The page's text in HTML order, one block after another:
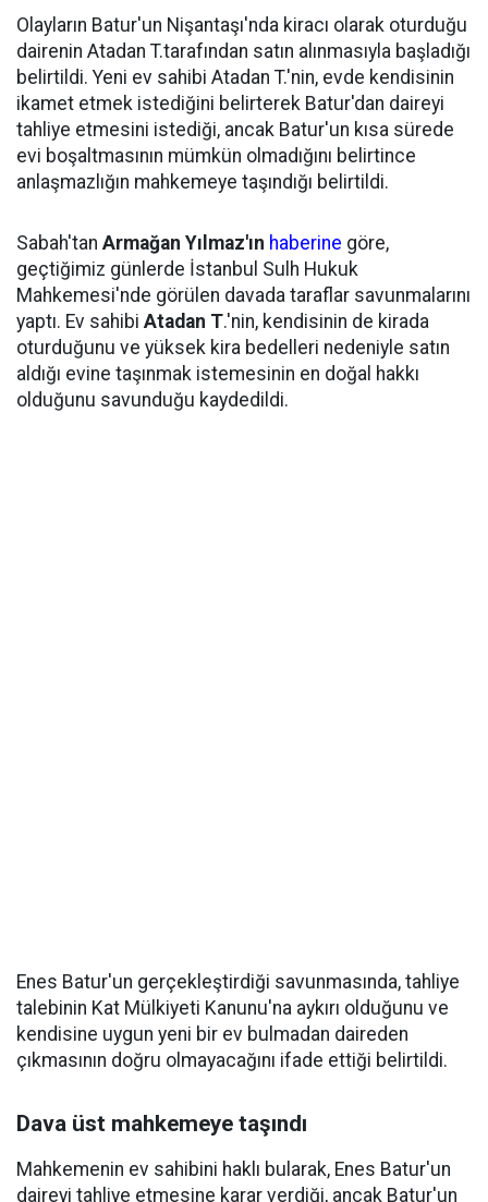
Olayların Batur'un Nişantaşı'nda kiracı olarak oturduğu
dairenin Atadan T.tarafından satın alınmasıyla başladığı
belirtildi. Yeni ev sahibi Atadan T.'nin, evde kendisinin
ikamet etmek istediğini belirterek Batur'dan daireyi
tahliye etmesini istediği, ancak Batur'un kısa sürede
evi boşaltmasının mümkün olmadığını belirtince
anlaşmazlığın mahkemeye taşındığı belirtildi.
Sabah'tan Armağan Yılmaz'ın haberine göre,
geçtiğimiz günlerde İstanbul Sulh Hukuk
Mahkemesi'nde görülen davada taraflar savunmalarını
yaptı. Ev sahibi Atadan T.'nin, kendisinin de kirada
oturduğunu ve yüksek kira bedelleri nedeniyle satın
aldığı evine taşınmak istemesinin en doğal hakkı
olduğunu savunduğu kaydedildi.
Enes Batur'un gerçekleştirdiği savunmasında, tahliye
talebinin Kat Mülkiyeti Kanunu'na aykırı olduğunu ve
kendisine uygun yeni bir ev bulmadan daireden
çıkmasının doğru olmayacağını ifade ettiği belirtildi.
Dava üst mahkemeye taşındı
Mahkemenin ev sahibini haklı bularak, Enes Batur'un
daireyi tahliye etmesine karar verdiği, ancak Batur'un